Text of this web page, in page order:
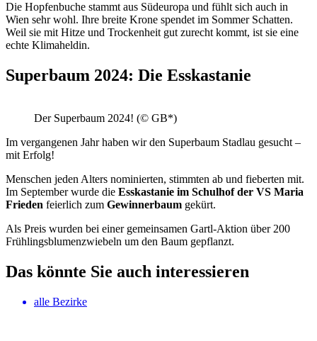
Die Hopfenbuche stammt aus Südeuropa und fühlt sich auch in
Wien sehr wohl. Ihre breite Krone spendet im Sommer Schatten.
Weil sie mit Hitze und Trockenheit gut zurecht kommt, ist sie eine
echte Klimaheldin.
Superbaum 2024: Die Esskastanie
Der Superbaum 2024! (© GB*)
Im vergangenen Jahr haben wir den Superbaum Stadlau gesucht –
mit Erfolg!
Menschen jeden Alters nominierten, stimmten ab und fieberten mit.
Im September wurde die Esskastanie im Schulhof der VS Maria
Frieden feierlich zum Gewinnerbaum gekürt.
Als Preis wurden bei einer gemeinsamen Gartl-Aktion über 200
Frühlingsblumenzwiebeln um den Baum gepflanzt.
Das könnte Sie auch interessieren
alle Bezirke